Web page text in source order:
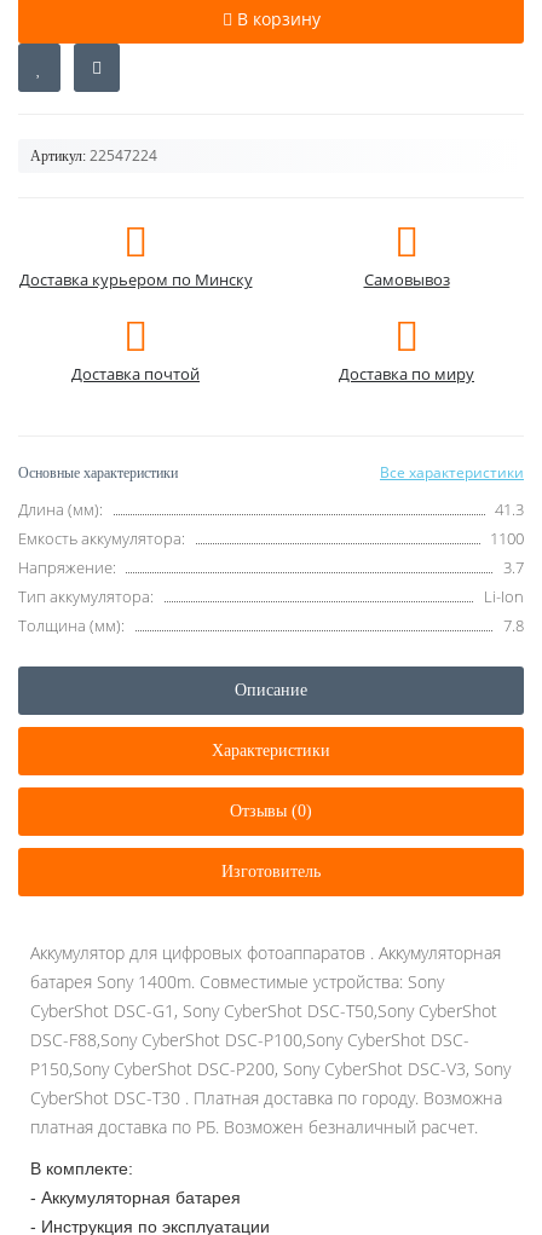
В корзину
Артикул: 22547224
Доставка курьером по Минску Самовывоз
Доставка почтой Доставка по миру
Основные характеристики Все характеристики
Длина (мм):
41.3
Емкость аккумулятора:
1100
Напряжение:
3.7
Тип аккумулятора:
Li-Ion
Толщина (мм):
7.8
Описание
Характеристики
Отзывы (0)
Изготовитель
Аккумулятор для цифровых фотоаппаратов . Аккумуляторная
батарея Sony 1400m. Совместимые устройства: Sony
CyberShot DSC-G1, Sony CyberShot DSC-T50,Sony CyberShot
DSC-F88,Sony CyberShot DSC-P100,Sony CyberShot DSC-
P150,Sony CyberShot DSC-P200, Sony CyberShot DSC-V3, Sony
CyberShot DSC-T30 . Платная доставка по городу. Возможна
платная доставка по РБ. Возможен безналичный расчет.
В комплекте:
- Аккумуляторная батарея
- Инструкция по эксплуатации